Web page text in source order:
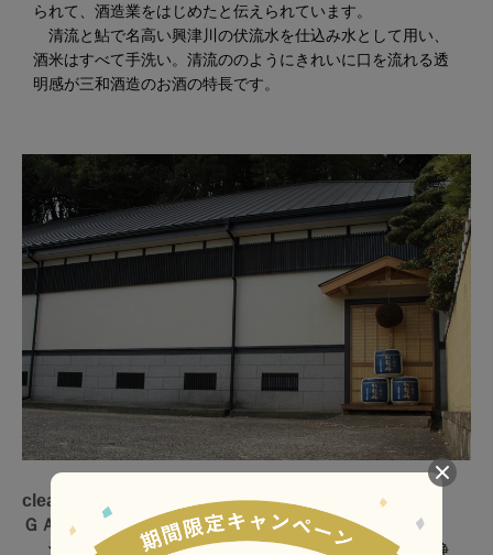
られて、酒造業をはじめたと伝えられています。
清流と鮎で名高い興津川の伏流水を仕込み水として用い、
酒米はすべて手洗い。清流ののようにきれいに口を流れる透
明感が三和酒造のお酒の特長です。
clear water 清水の純米吟醸
ＧＡＲＹＵＢＡＩ５５コレクション
酒米の王様「山田錦」、淡麗スッキリな「五百万石」、静